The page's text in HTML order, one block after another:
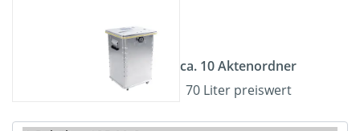
ca. 10 Aktenordner
70 Liter preiswert